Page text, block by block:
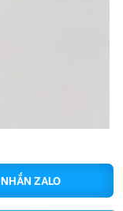
NHẮN ZALO